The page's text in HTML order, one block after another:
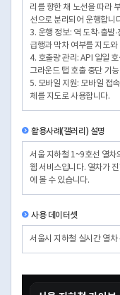
리를 향한 채 노선을 따라
선으로 분리되어 운행합니
3. 운행 정보: 역 도착·출
급행과 막차 여부를 지도
4. 호출량 관리: API 일일
그라운드 탭 호출 중단 기
5. 모바일 지원: 모바일 접
체를 지도로 사용합니다.
활용사례(갤러리) 설명
서울 지하철 1~9호선 열차
웹 서비스입니다. 열차가
에 볼 수 있습니다.
사용 데이터셋
서울시 지하철 실시간 열차